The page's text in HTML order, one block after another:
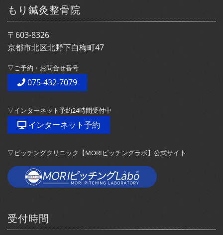
もり鍼灸整骨院
〒603-8326
京都市北区北野下白梅町47
▽ご予約・お問合せ番号
075-432-7079
▽インターネット予約24時間受付中
インターネット予約
▽ピッチングクリニック【MORIピッチングラボ】公式サイト
受付時間